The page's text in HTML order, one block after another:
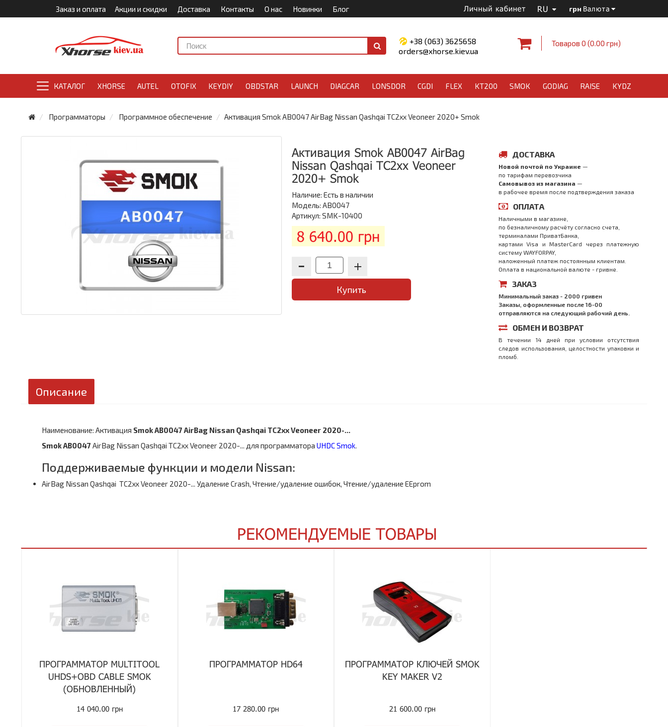
Заказ и оплата Акции и скидки Доставка Контакты О нас Новинки Блог Личный кабинет RU грн Валюта
+38 (063) 3625658
orders@xhorse.kiev.ua
Товаров 0 (0.00 грн)
КАТАЛОГ XHORSE AUTEL OTOFIX KEYDIY OBDSTAR LAUNCH DIAGCAR LONSDOR CGDI FLEX KT200 SMOK GODIAG RAISE KYDZ
Программаторы Программное обеспечение Активация Smok AB0047 AirBag Nissan Qashqai TC2xx Veoneer 2020+ Smok
Активация Smok AB0047 AirBag
Nissan Qashqai TC2xx Veoneer
2020+ Smok
Наличие: Есть в наличии
Модель: AB0047
Артикул: SMK-10400
8 640.00 грн
Купить
ДОСТАВКА
Новой почтой по Украине —
по тарифам перевозчика
Самовывоз из магазина —
в рабочее время после подтверждения заказа
ОПЛАТА
Наличными в магазине,
по безналичному расчёту согласно счета,
терминалами ПриватБанка,
картами Visa и MasterCard через платежную
систему WAYFORPAY,
наложенный платеж постоянным клиентам.
Оплата в национальной валюте - гривне.
ЗАКАЗ
Минимальный заказ - 2000 гривен
Заказы, оформленные после 16-00
отправляются на следующий рабочий день.
ОБМЕН И ВОЗВРАТ
В течении 14 дней при условии отсутствия
следов использования, целостности упаковки и
пломб.
Описание
Наименование: Активация Smok AB0047 AirBag Nissan Qashqai TC2xx Veoneer 2020-...
Smok AB0047 AirBag Nissan Qashqai TC2xx Veoneer 2020-... для программатора UHDC Smok.
Поддерживаемые функции и модели Nissan:
AirBag Nissan Qashqai TC2xx Veoneer 2020-... Удаление Crash, Чтение/удаление ошибок, Чтение/удаление EEprom
РЕКОМЕНДУЕМЫЕ ТОВАРЫ
ПРОГРАММАТОР MULTITOOL
UHDS+OBD CABLE SMOK
(ОБНОВЛЕННЫЙ)
14 040.00 грн
ПРОГРАММАТОР HD64
17 280.00 грн
ПРОГРАММАТОР КЛЮЧЕЙ SMOK
KEY MAKER V2
21 600.00 грн